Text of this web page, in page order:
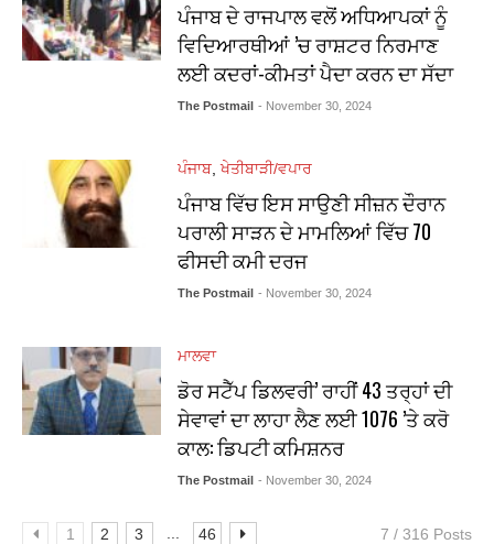
ਪੰਜਾਬ ਦੇ ਰਾਜਪਾਲ ਵਲੋਂ ਅਧਿਆਪਕਾਂ ਨੂੰ
ਵਿਦਿਆਰਥੀਆਂ ’ਚ ਰਾਸ਼ਟਰ ਨਿਰਮਾਣ
ਲਈ ਕਦਰਾਂ-ਕੀਮਤਾਂ ਪੈਦਾ ਕਰਨ ਦਾ ਸੱਦਾ
The Postmail - November 30, 2024
ਪੰਜਾਬ,ਖੇਤੀਬਾੜੀ/ਵਪਾਰ
ਪੰਜਾਬ ਵਿੱਚ ਇਸ ਸਾਉਣੀ ਸੀਜ਼ਨ ਦੌਰਾਨ
ਪਰਾਲੀ ਸਾੜਨ ਦੇ ਮਾਮਲਿਆਂ ਵਿੱਚ 70
ਫੀਸਦੀ ਕਮੀ ਦਰਜ
The Postmail - November 30, 2024
ਮਾਲਵਾ
ਡੋਰ ਸਟੈੱਪ ਡਿਲਵਰੀ’ ਰਾਹੀਂ 43 ਤਰ੍ਹਾਂ ਦੀ
ਸੇਵਾਵਾਂ ਦਾ ਲਾਹਾ ਲੈਣ ਲਈ 1076 ’ਤੇ ਕਰੋ
ਕਾਲ: ਡਿਪਟੀ ਕਮਿਸ਼ਨਰ
The Postmail - November 30, 2024
1 2 3 46 7 / 316 Posts